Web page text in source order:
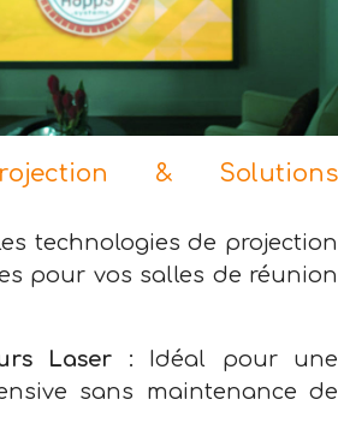
& Solutions
technologies de projection
pour vos salles de réunion
Laser : Idéal pour une
sans maintenance de